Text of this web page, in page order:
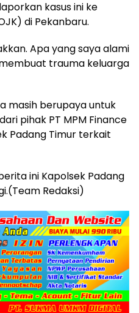
kasus ini ke
di Pekanbaru.
Apa yang saya alami
trauma keluarga
masih berupaya untuk
pihak PT MPM Finance
Padang Timur terkait
ini Kapolsek Padang
Redaksi)